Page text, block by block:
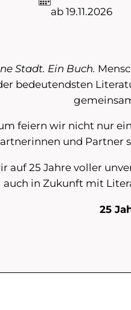
ab 19.11.2026
Stadt. Ein Buch.
bedeutendsten
feiern wir nicht nur
und
auf 25 Jahre voller
auch in Zukunft mit
25